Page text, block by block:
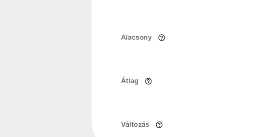
Alacsony
Átlag
Változás